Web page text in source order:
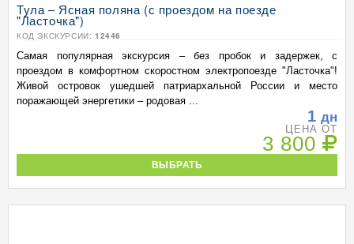
Тула – Ясная поляна (с проездом на поезде
"Ласточка")
КОД ЭКСКУРСИИ: 12446
Самая популярная экскурсия – без пробок и задержек, с
проездом в комфортном скоростном электропоезде "Ласточка"!
Живой островок ушедшей патриархальной России и место
поражающей энергетики – родовая ...
1 дн
ЦЕНА ОТ
3 800
ВЫБРАТЬ